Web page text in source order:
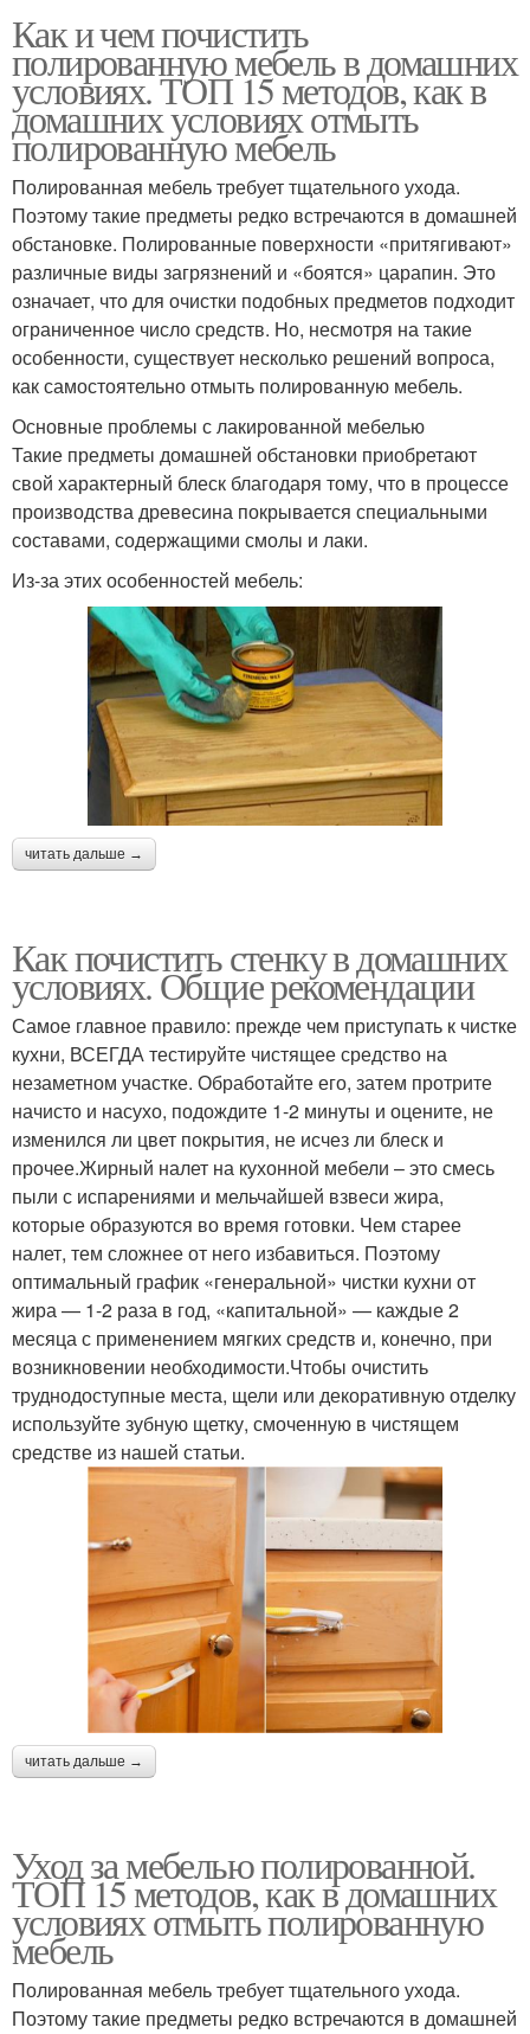
Как и чем почистить
полированную мебель в домашних
условиях. ТОП 15 методов, как в
домашних условиях отмыть
полированную мебель
Полированная мебель требует тщательного ухода.
Поэтому такие предметы редко встречаются в домашней
обстановке. Полированные поверхности «притягивают»
различные виды загрязнений и «боятся» царапин. Это
означает, что для очистки подобных предметов подходит
ограниченное число средств. Но, несмотря на такие
особенности, существует несколько решений вопроса,
как самостоятельно отмыть полированную мебель.
Основные проблемы с лакированной мебелью
Такие предметы домашней обстановки приобретают
свой характерный блеск благодаря тому, что в процессе
производства древесина покрывается специальными
составами, содержащими смолы и лаки.
Из-за этих особенностей мебель:
читать дальше →
Как почистить стенку в домашних
условиях. Общие рекомендации
Самое главное правило: прежде чем приступать к чистке
кухни, ВСЕГДА тестируйте чистящее средство на
незаметном участке. Обработайте его, затем протрите
начисто и насухо, подождите 1-2 минуты и оцените, не
изменился ли цвет покрытия, не исчез ли блеск и
прочее.Жирный налет на кухонной мебели – это смесь
пыли с испарениями и мельчайшей взвеси жира,
которые образуются во время готовки. Чем старее
налет, тем сложнее от него избавиться. Поэтому
оптимальный график «генеральной» чистки кухни от
жира — 1-2 раза в год, «капитальной» — каждые 2
месяца с применением мягких средств и, конечно, при
возникновении необходимости.Чтобы очистить
труднодоступные места, щели или декоративную отделку
используйте зубную щетку, смоченную в чистящем
средстве из нашей статьи.
читать дальше →
Уход за мебелью полированной.
ТОП 15 методов, как в домашних
условиях отмыть полированную
мебель
Полированная мебель требует тщательного ухода.
Поэтому такие предметы редко встречаются в домашней